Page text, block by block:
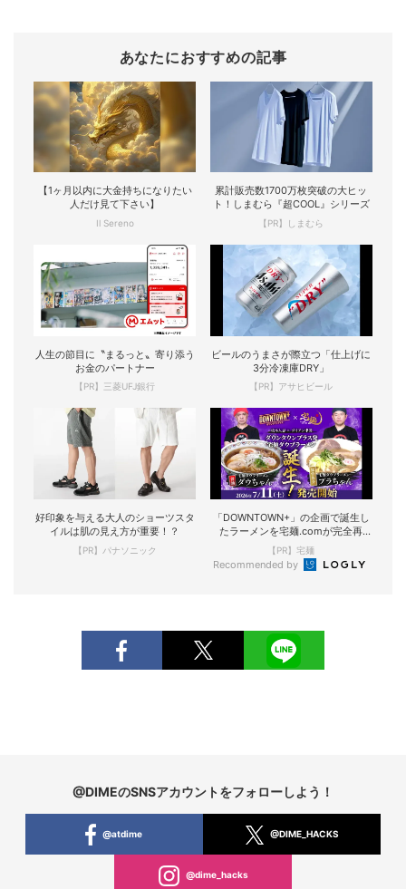
あなたにおすすめの記事
【1ヶ月以内に大金持ちになりたい
人だけ見て下さい】
Il Sereno
累計販売数1700万枚突破の大ヒッ
ト！しまむら『超COOL』シリーズ
【PR】しまむら
人生の節目に〝まるっと〟寄り添う
お金のパートナー
【PR】三菱UFJ銀行
ビールのうまさが際立つ「仕上げに
3分冷凍庫DRY」
【PR】アサヒビール
好印象を与える大人のショーツスタ
イルは肌の見え方が重要！？
【PR】パナソニック
「DOWNTOWN+」の企画で誕生し
たラーメンを宅麺.comが完全再
現！
【PR】宅麺
Recommended by
@DIMEのSNSアカウントをフォローしよう！
@atdime @DIME_HACKS
@dime_hacks